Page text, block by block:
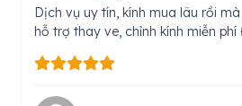
Dịch vụ uy tín, kính mua lâu rồi
hỗ trợ thay ve, chỉnh kính miễn